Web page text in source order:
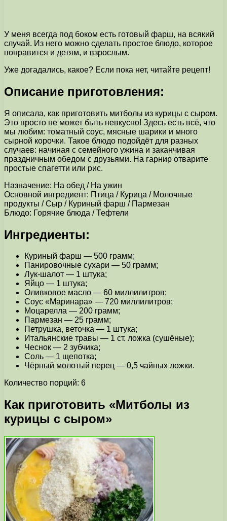
У меня всегда под боком есть готовый фарш, на всякий
случай. Из него можно сделать простое блюдо, которое
понравится и детям, и взрослым.
Уже догадались, какое? Если пока нет, читайте рецепт!
Описание приготовления:
Я описала, как приготовить митболы из курицы с сыром.
Это просто не может быть невкусно! Здесь есть всё, что
мы любим: томатный соус, мясные шарики и много
сырной корочки. Такое блюдо подойдёт для разных
случаев: начиная с семейного ужина и заканчивая
праздничным обедом с друзьями. На гарнир отварите
простые спагетти или рис.
Назначение: На обед / На ужин
Основной ингредиент: Птица / Курица / Молочные
продукты / Сыр / Куриный фарш / Пармезан
Блюдо: Горячие блюда / Тефтели
Ингредиенты:
Куриный фарш — 500 грамм;
Панировочные сухари — 50 грамм;
Лук-шалот — 1 штука;
Яйцо — 1 штука;
Оливковое масло — 60 миллилитров;
Соус «Маринара» — 720 миллилитров;
Моцарелла — 200 грамм;
Пармезан — 25 грамм;
Петрушка, веточка — 1 штука;
Итальянские травы — 1 cт. ложка (сушёные);
Чеснок — 2 зубчика;
Соль — 1 щепотка;
Чёрный молотый перец — 0,5 чайных ложки.
Количество порций: 6
Как приготовить «Митболы из
курицы с сыром»